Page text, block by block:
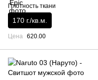
Плотность ткани
170 г./кв.м.
Цена 620.00